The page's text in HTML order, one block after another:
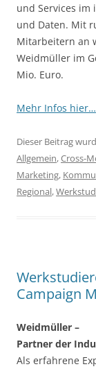
und Services im
und Daten. Mit
Mitarbeitern an
Weidmüller im
Mio. Euro.
Mehr Infos hier…
Dieser Beitrag
Allgemein,Cross-
Marketing,
Regional,
Campaign
Weidmüller –
Partner der
Als erfahrene